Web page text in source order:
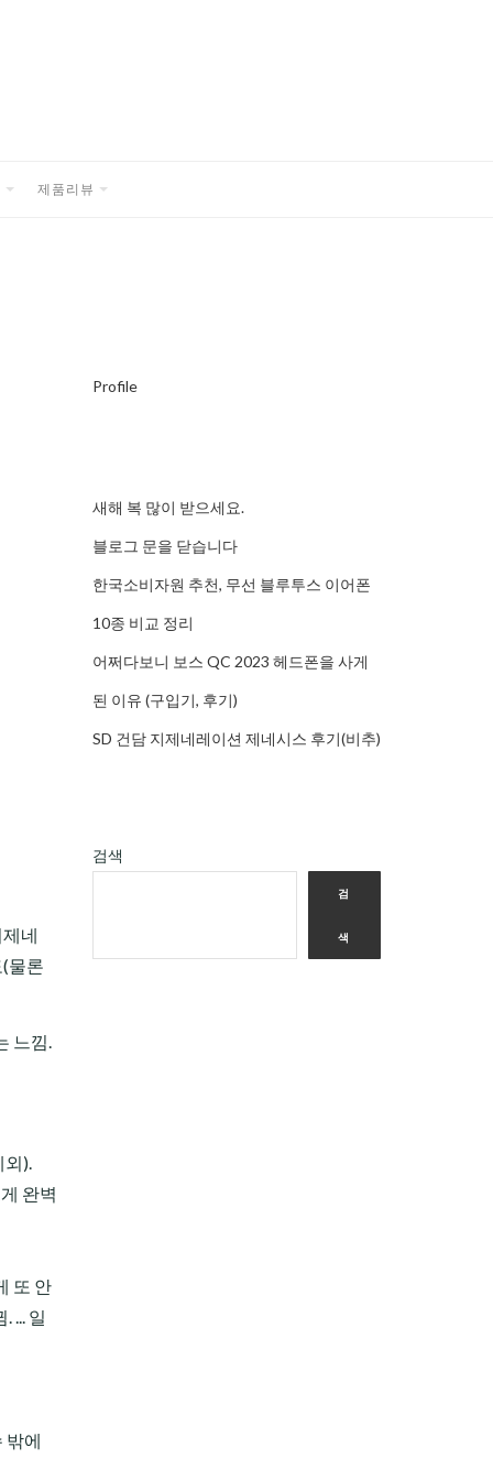
제품리뷰
네
물론
느낌.
외).
완벽
또 안
... 일
밖에
Profile
새해 복 많이 받으세요.
블로그 문을 닫습니다
한국소비자원 추천, 무선 블루투스 이어폰
10종 비교 정리
어쩌다보니 보스 QC 2023 헤드폰을 사게
된 이유 (구입기, 후기)
SD 건담 지제네레이션 제네시스 후기(비추)
검색
검
색